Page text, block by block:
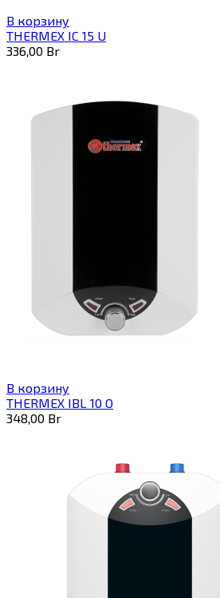
В корзину
THERMEX IC 15 U
336,00 Br
В корзину
THERMEX IBL 10 O
348,00 Br